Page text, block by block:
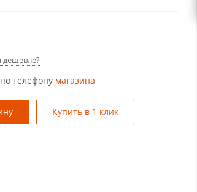
телефону магазина
Купить в 1 клик